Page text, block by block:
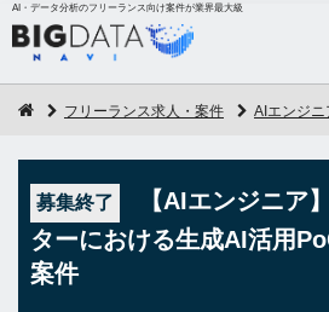
AI・データ分析のフリーランス向け案件が業界最大級
フリーランス求人・案件 AIエンジニ
募集終了
【AIエンジニア
ターにおける生成AI活用
案件